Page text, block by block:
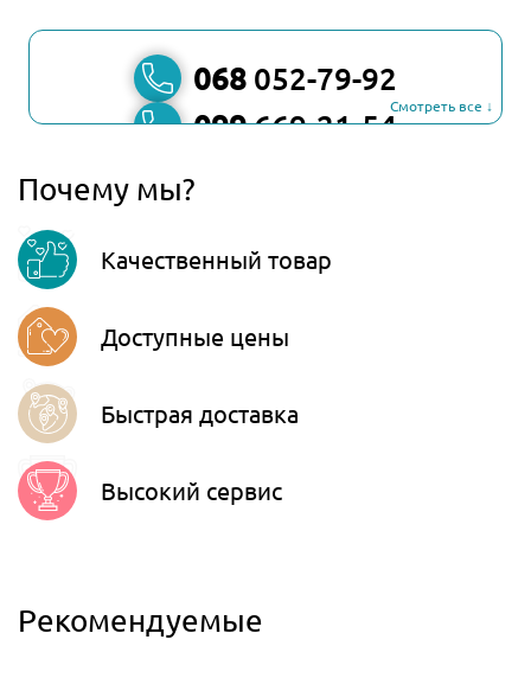
068 052-79-92
099669-21-54
067
Telegram
Смотреть все ↓
Почему мы?
Качественный товар
Доступные цены
Быстрая доставка
Высокий сервис
Рекомендуемые